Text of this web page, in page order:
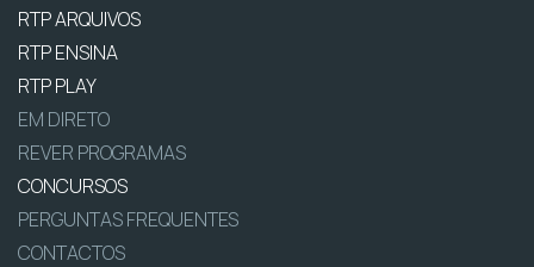
RTP ARQUIVOS
RTP ENSINA
RTP PLAY
EM DIRETO
REVER PROGRAMAS
CONCURSOS
PERGUNTAS FREQUENTES
CONTACTOS